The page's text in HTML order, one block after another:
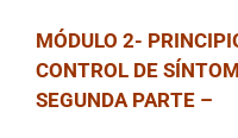
MÓDULO 2-
CONTROL DE
SEGUNDA PARTE –